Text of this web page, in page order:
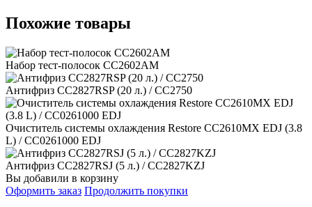
Похожие товары
Набор тест-полосок CC2602AM
Антифриз CC2827RSP (20 л.) / CC2750
Очиститель системы охлаждения Restore CC2610MX EDJ (3.8
L) / CC0261000 EDJ
Антифриз CC2827RSJ (5 л.) / CC2827KZJ
Вы добавили в корзину
Оформить заказ Продолжить покупки